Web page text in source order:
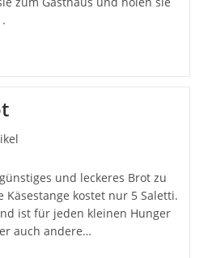
und leckeres Brot zu
Käsestange kostet nur 5 Saletti.
ist für jeden kleinen Hunger
auch andere…